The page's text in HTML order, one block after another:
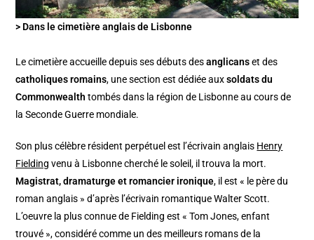
> Dans le cimetière anglais de Lisbonne
Le cimetière accueille depuis ses débuts desanglicanset des
catholiques romains, une section est dédiée auxsoldats du
Commonwealth tombés dans la région de Lisbonne au cours de
la Seconde Guerre mondiale.
Son plus célèbre résident perpétuel est l’écrivain anglais Henry
Fielding venu à Lisbonne cherché le soleil, il trouva la mort.
Magistrat, dramaturge et romancier ironique, il est « le père du
roman anglais » d’après l’écrivain romantique Walter Scott.
L’oeuvre la plus connue de Fielding est « Tom Jones, enfant
trouvé », considéré comme un des meilleurs romans de la